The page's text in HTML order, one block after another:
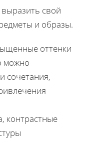
свой
и образы.
оттенки
можно
сочетания,
контрастные